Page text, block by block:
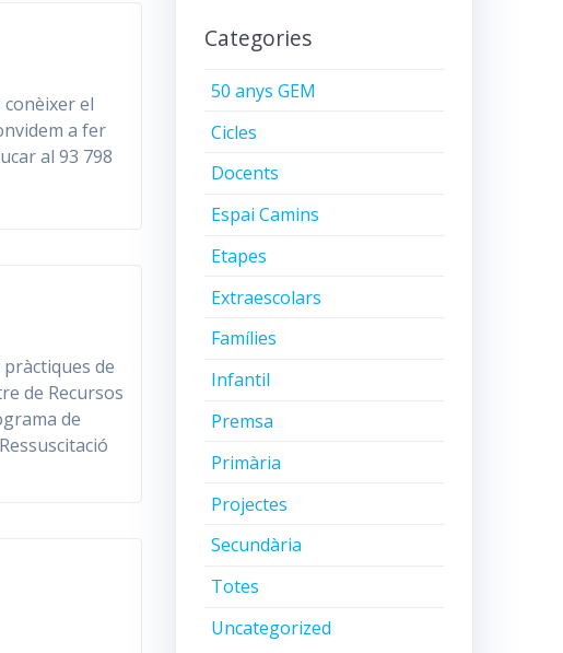
conèixer el
a fer
al 93 798
pràctiques de
de Recursos
de
Categories
50 anys GEM
Cicles
Docents
Espai Camins
Etapes
Extraescolars
Famílies
Infantil
Premsa
Primària
Projectes
Secundària
Totes
Uncategorized